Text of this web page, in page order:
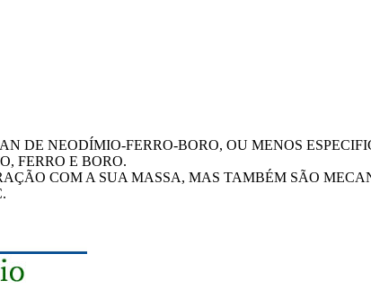
DE NEODÍMIO-FERRO-BORO, OU MENOS
FERRO E BORO.
COM A SUA MASSA, MAS TAMBÉM SÃO